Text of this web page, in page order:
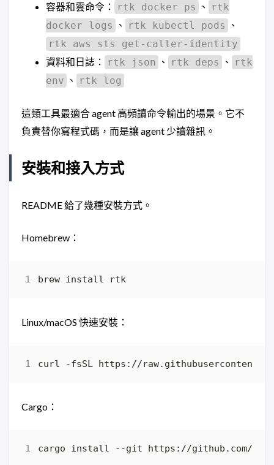
容器和雲命令：
rtk docker ps 、
rtk
docker logs
、 rtk kubectl pods
、
rtk aws sts get-caller-identity
資料和日誌：
rtk json 、 rtk deps 、
rtk
env 、 rtk log
這類工具最適合 agent 高頻讀命令輸出的場景。它不
負責替你寫程式碼，而是讓 agent 少讀雜訊。
安裝和接入方式
README 給了幾種安裝方式。
Homebrew：
Linux/macOS 快速安裝：
curl -fsSL https://
Cargo：